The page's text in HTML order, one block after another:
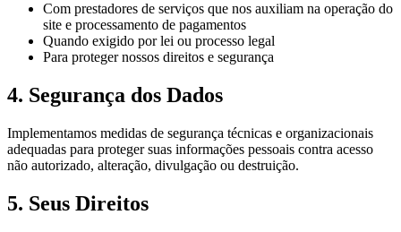
Com prestadores de serviços que nos auxiliam na operação do
site e processamento de pagamentos
Quando exigido por lei ou processo legal
Para proteger nossos direitos e segurança
4. Segurança dos Dados
Implementamos medidas de segurança técnicas e organizacionais
adequadas para proteger suas informações pessoais contra acesso
não autorizado, alteração, divulgação ou destruição.
5. Seus Direitos